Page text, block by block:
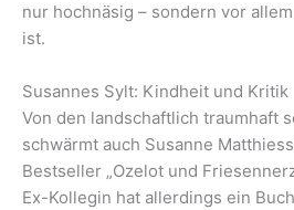
nur hochnäsig – sondern vor
ist.
Susannes Sylt: Kindheit und Kritik
Von den landschaftlich traumhaft
schwärmt auch Susanne
Bestseller „Ozelot und
Ex-Kollegin hat allerdings ein